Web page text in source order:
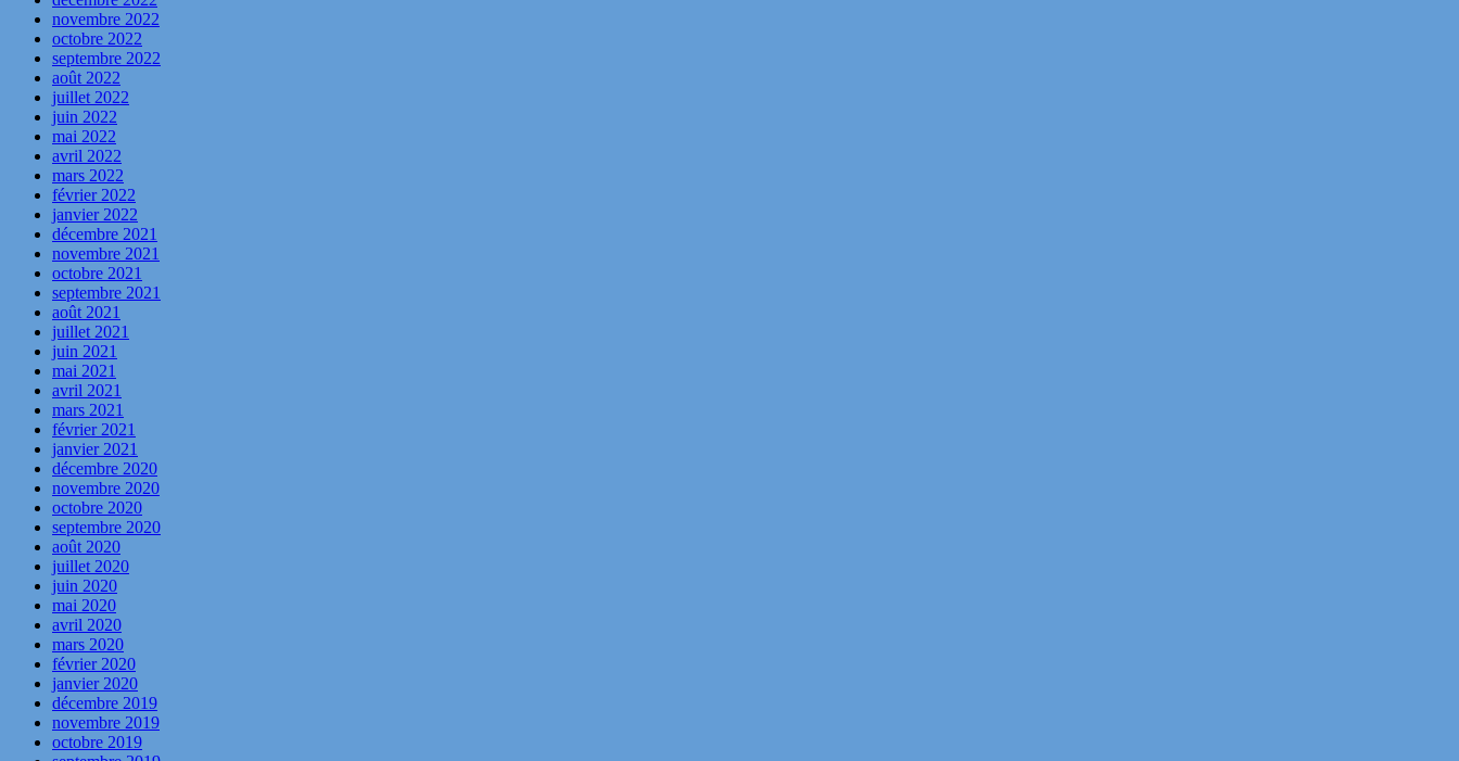
novembre 2022
octobre 2022
septembre 2022
août 2022
juillet 2022
juin 2022
mai 2022
avril 2022
mars 2022
février 2022
janvier 2022
décembre 2021
novembre 2021
octobre 2021
septembre 2021
août 2021
juillet 2021
juin 2021
mai 2021
avril 2021
mars 2021
février 2021
janvier 2021
décembre 2020
novembre 2020
octobre 2020
septembre 2020
août 2020
juillet 2020
juin 2020
mai 2020
avril 2020
mars 2020
février 2020
janvier 2020
décembre 2019
novembre 2019
octobre 2019